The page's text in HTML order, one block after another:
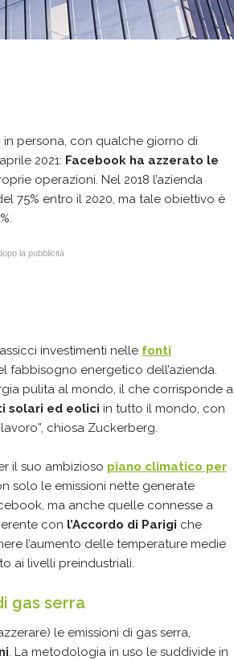
in persona, con qualche giorno di
2021: Facebook ha azzerato le
operazioni. Nel 2018 l’azienda
75% entro il 2020, ma tale obiettivo è
la pubblicità
investimenti nelle fonti
fabbisogno energetico dell’azienda.
pulita al mondo, il che corrisponde a
solari ed eolici in tutto il mondo, con
chiosa Zuckerberg.
il suo ambizioso piano climatico per
solo le emissioni nette generate
ma anche quelle connesse a
con l’Accordo di Parigi che
l’aumento delle temperature medie
ai livelli preindustriali.
gas serra
le emissioni di gas serra,
. La metodologia in uso le suddivide in